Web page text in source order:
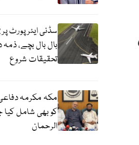
بال بال بچے،
تحقیقات شروع
مکہ مکرمہ
کو بھی شامل کیا
الرحمان